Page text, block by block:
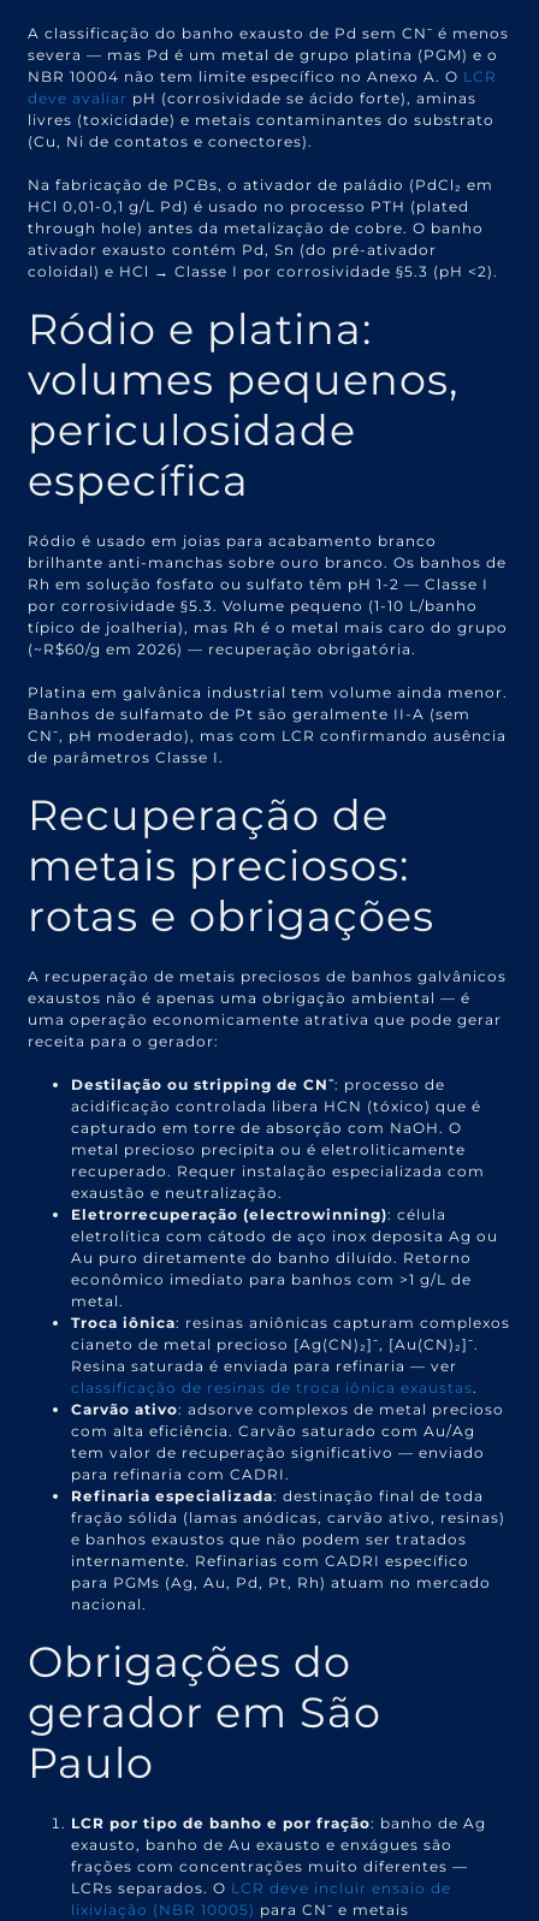
A classificação do banho exausto de Pd sem CN⁻ é menos
severa — mas Pd é um metal de grupo platina (PGM) e o
NBR 10004 não tem limite específico no Anexo A. O LCR
deve avaliar pH (corrosividade se ácido forte), aminas
livres (toxicidade) e metais contaminantes do substrato
(Cu, Ni de contatos e conectores).
Na fabricação de PCBs, o ativador de paládio (PdCl₂ em
HCl 0,01-0,1 g/L Pd) é usado no processo PTH (plated
through hole) antes da metalização de cobre. O banho
ativador exausto contém Pd, Sn (do pré-ativador
coloidal) e HCl → Classe I por corrosividade §5.3 (pH <2).
Ródio e platina:
volumes pequenos,
periculosidade
específica
Ródio é usado em joias para acabamento branco
brilhante anti-manchas sobre ouro branco. Os banhos de
Rh em solução fosfato ou sulfato têm pH 1-2 — Classe I
por corrosividade §5.3. Volume pequeno (1-10 L/banho
típico de joalheria), mas Rh é o metal mais caro do grupo
(~R$60/g em 2026) — recuperação obrigatória.
Platina em galvânica industrial tem volume ainda menor.
Banhos de sulfamato de Pt são geralmente II-A (sem
CN⁻, pH moderado), mas com LCR confirmando ausência
de parâmetros Classe I.
Recuperação de
metais preciosos:
rotas e obrigações
A recuperação de metais preciosos de banhos galvânicos
exaustos não é apenas uma obrigação ambiental — é
uma operação economicamente atrativa que pode gerar
receita para o gerador:
Destilação ou stripping de CN⁻: processo de
acidificação controlada libera HCN (tóxico) que é
capturado em torre de absorção com NaOH. O
metal precioso precipita ou é eletroliticamente
recuperado. Requer instalação especializada com
exaustão e neutralização.
Eletrorrecuperação (electrowinning): célula
eletrolítica com cátodo de aço inox deposita Ag ou
Au puro diretamente do banho diluído. Retorno
econômico imediato para banhos com >1 g/L de
metal.
Troca iônica: resinas aniônicas capturam complexos
cianeto de metal precioso [Ag(CN)₂]⁻, [Au(CN)₂]⁻.
Resina saturada é enviada para refinaria — ver
classificação de resinas de troca iônica exaustas.
Carvão ativo: adsorve complexos de metal precioso
com alta eficiência. Carvão saturado com Au/Ag
tem valor de recuperação significativo — enviado
para refinaria com CADRI.
Refinaria especializada: destinação final de toda
fração sólida (lamas anódicas, carvão ativo, resinas)
e banhos exaustos que não podem ser tratados
internamente. Refinarias com CADRI específico
para PGMs (Ag, Au, Pd, Pt, Rh) atuam no mercado
nacional.
Obrigações do
gerador em São
Paulo
LCR por tipo de banho e por fração: banho de Ag
exausto, banho de Au exausto e enxágues são
frações com concentrações muito diferentes —
LCRs separados. O LCR deve incluir ensaio de
lixiviação (NBR 10005) para CN⁻ e metais